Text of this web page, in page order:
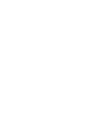
avec votre
environnements
interactives 3D
et suivi des
à venir
et locaux
Unity
avec des
plus rapidement
courantes
équipe